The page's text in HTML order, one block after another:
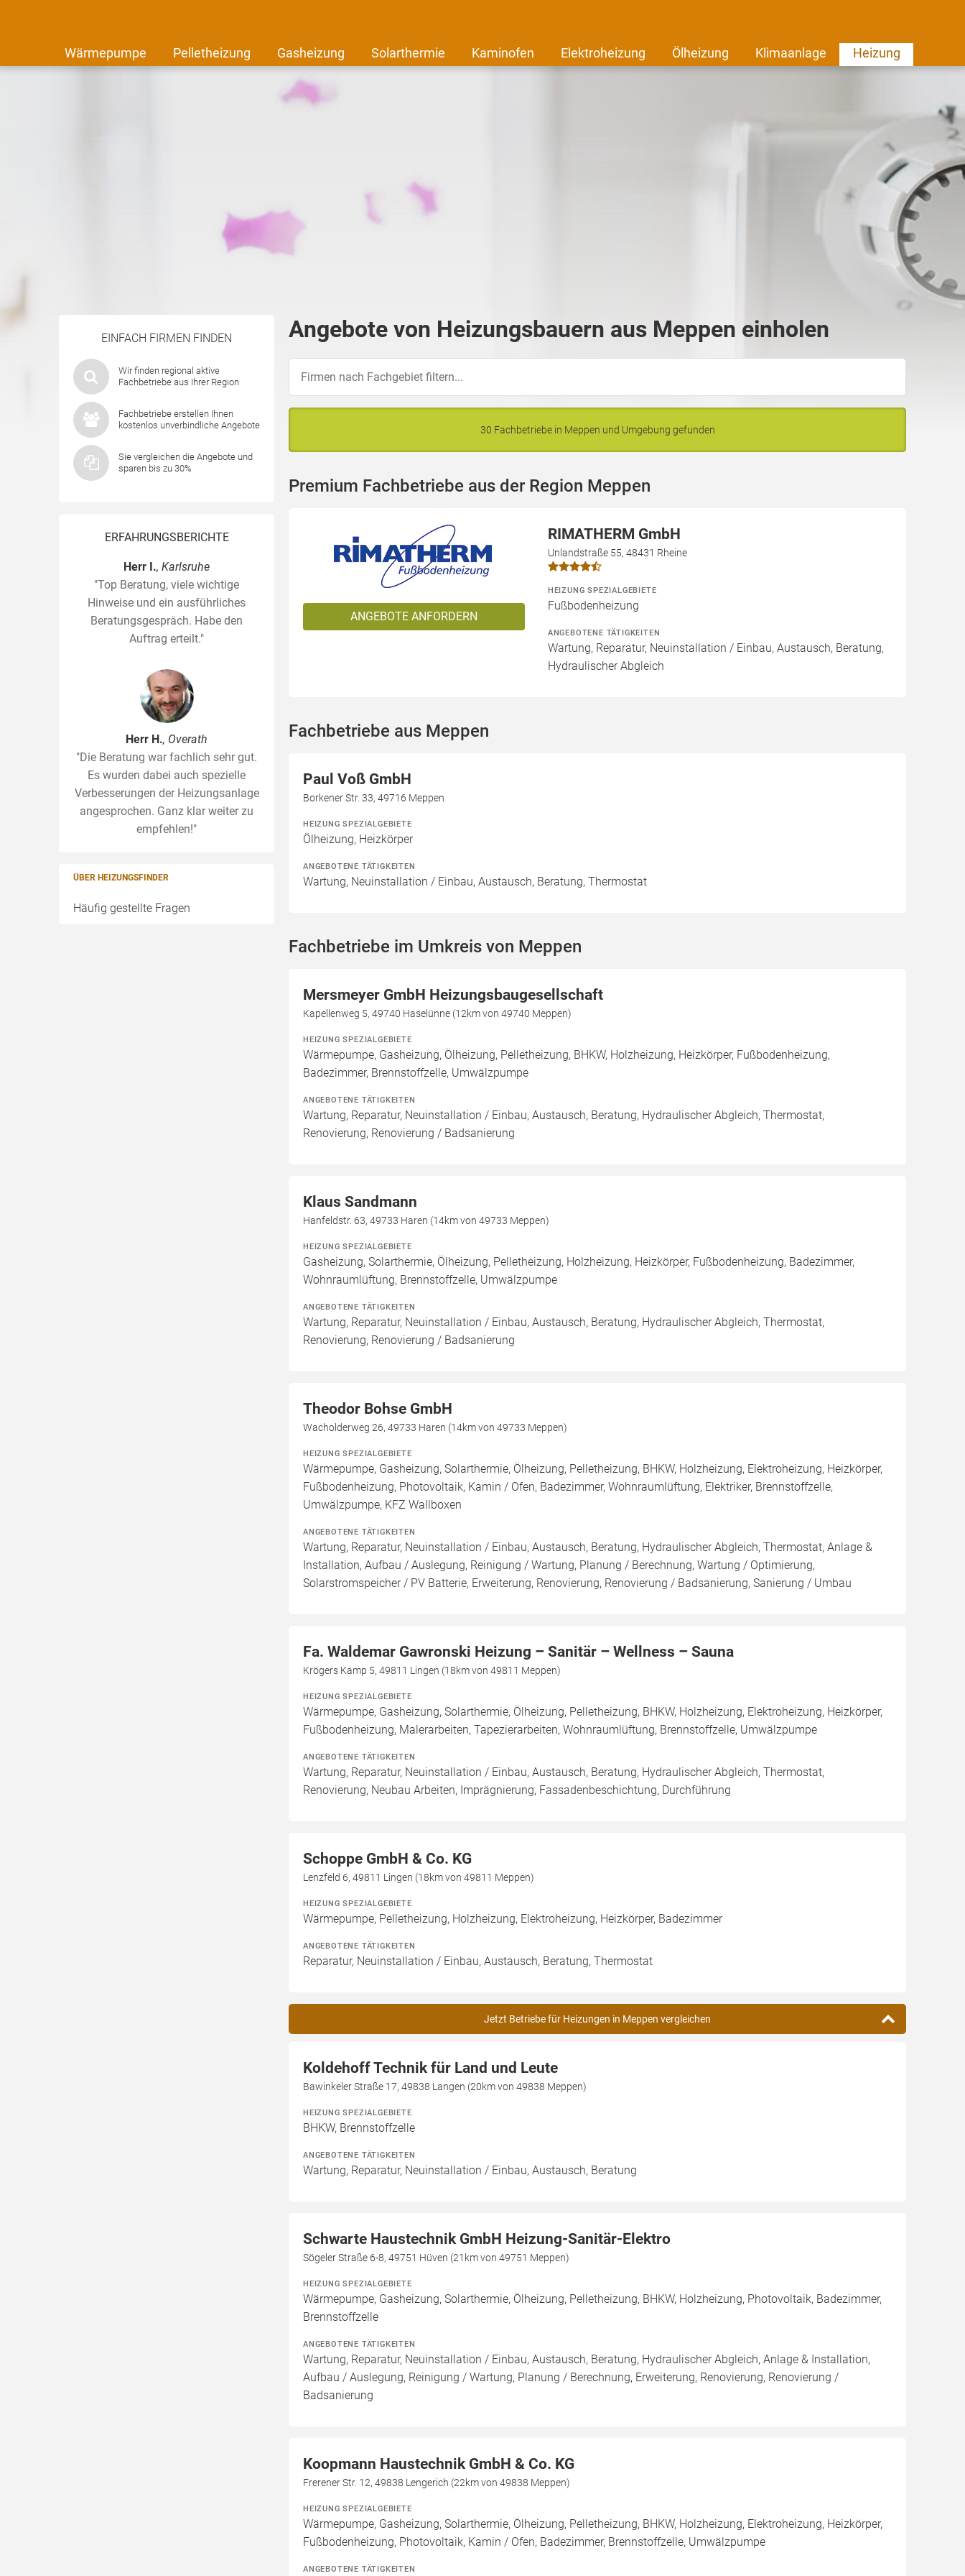
Wärmepumpe Pelletheizung Gasheizung Solarthermie Kaminofen Elektroheizung Ölheizung Klimaanlage Heizung
EINFACH FIRMEN FINDEN
Wir finden regional aktive
Fachbetriebe aus Ihrer Region
Fachbetriebe erstellen Ihnen
kostenlos unverbindliche Angebote
Sie vergleichen die Angebote und
sparen bis zu 30%
ERFAHRUNGSBERICHTE
Herr I., Karlsruhe
"Top Beratung, viele wichtige
Hinweise und ein ausführliches
Beratungsgespräch. Habe den
Auftrag erteilt."
Herr H., Overath
"Die Beratung war fachlich sehr gut.
Es wurden dabei auch spezielle
Verbesserungen der Heizungsanlage
angesprochen. Ganz klar weiter zu
empfehlen!"
ÜBER HEIZUNGSFINDER
Häufig gestellte Fragen
Angebote von Heizungsbauern aus Meppen einholen
30 Fachbetriebe in Meppen und Umgebung gefunden
Premium Fachbetriebe aus der Region Meppen
ANGEBOTE ANFORDERN
RIMATHERM GmbH
Unlandstraße 55, 48431 Rheine
HEIZUNG SPEZIALGEBIETE
Fußbodenheizung
ANGEBOTENE TÄTIGKEITEN
Wartung, Reparatur, Neuinstallation / Einbau, Austausch, Beratung,
Hydraulischer Abgleich
Fachbetriebe aus Meppen
Paul Voß GmbH
Borkener Str. 33, 49716 Meppen
HEIZUNG SPEZIALGEBIETE
Ölheizung, Heizkörper
ANGEBOTENE TÄTIGKEITEN
Wartung, Neuinstallation / Einbau, Austausch, Beratung, Thermostat
Fachbetriebe im Umkreis von Meppen
Mersmeyer GmbH Heizungsbaugesellschaft
Kapellenweg 5, 49740 Haselünne (12km von 49740 Meppen)
HEIZUNG SPEZIALGEBIETE
Wärmepumpe, Gasheizung, Ölheizung, Pelletheizung, BHKW, Holzheizung, Heizkörper, Fußbodenheizung,
Badezimmer, Brennstoffzelle, Umwälzpumpe
ANGEBOTENE TÄTIGKEITEN
Wartung, Reparatur, Neuinstallation / Einbau, Austausch, Beratung, Hydraulischer Abgleich, Thermostat,
Renovierung, Renovierung / Badsanierung
Klaus Sandmann
Hanfeldstr. 63, 49733 Haren (14km von 49733 Meppen)
HEIZUNG SPEZIALGEBIETE
Gasheizung, Solarthermie, Ölheizung, Pelletheizung, Holzheizung, Heizkörper, Fußbodenheizung, Badezimmer,
Wohnraumlüftung, Brennstoffzelle, Umwälzpumpe
ANGEBOTENE TÄTIGKEITEN
Wartung, Reparatur, Neuinstallation / Einbau, Austausch, Beratung, Hydraulischer Abgleich, Thermostat,
Renovierung, Renovierung / Badsanierung
Theodor Bohse GmbH
Wacholderweg 26, 49733 Haren (14km von 49733 Meppen)
HEIZUNG SPEZIALGEBIETE
Wärmepumpe, Gasheizung, Solarthermie, Ölheizung, Pelletheizung, BHKW, Holzheizung, Elektroheizung, Heizkörper,
Fußbodenheizung, Photovoltaik, Kamin / Ofen, Badezimmer, Wohnraumlüftung, Elektriker, Brennstoffzelle,
Umwälzpumpe, KFZ Wallboxen
ANGEBOTENE TÄTIGKEITEN
Wartung, Reparatur, Neuinstallation / Einbau, Austausch, Beratung, Hydraulischer Abgleich, Thermostat, Anlage &
Installation, Aufbau / Auslegung, Reinigung / Wartung, Planung / Berechnung, Wartung / Optimierung,
Solarstromspeicher / PV Batterie, Erweiterung, Renovierung, Renovierung / Badsanierung, Sanierung / Umbau
Fa. Waldemar Gawronski Heizung – Sanitär – Wellness – Sauna
Krögers Kamp 5, 49811 Lingen (18km von 49811 Meppen)
HEIZUNG SPEZIALGEBIETE
Wärmepumpe, Gasheizung, Solarthermie, Ölheizung, Pelletheizung, BHKW, Holzheizung, Elektroheizung, Heizkörper,
Fußbodenheizung, Malerarbeiten, Tapezierarbeiten, Wohnraumlüftung, Brennstoffzelle, Umwälzpumpe
ANGEBOTENE TÄTIGKEITEN
Wartung, Reparatur, Neuinstallation / Einbau, Austausch, Beratung, Hydraulischer Abgleich, Thermostat,
Renovierung, Neubau Arbeiten, Imprägnierung, Fassadenbeschichtung, Durchführung
Schoppe GmbH & Co. KG
Lenzfeld 6, 49811 Lingen (18km von 49811 Meppen)
HEIZUNG SPEZIALGEBIETE
Wärmepumpe, Pelletheizung, Holzheizung, Elektroheizung, Heizkörper, Badezimmer
ANGEBOTENE TÄTIGKEITEN
Reparatur, Neuinstallation / Einbau, Austausch, Beratung, Thermostat
Jetzt Betriebe für Heizungen in Meppen vergleichen
Koldehoff Technik für Land und Leute
Bawinkeler Straße 17, 49838 Langen (20km von 49838 Meppen)
HEIZUNG SPEZIALGEBIETE
BHKW, Brennstoffzelle
ANGEBOTENE TÄTIGKEITEN
Wartung, Reparatur, Neuinstallation / Einbau, Austausch, Beratung
Schwarte Haustechnik GmbH Heizung-Sanitär-Elektro
Sögeler Straße 6-8, 49751 Hüven (21km von 49751 Meppen)
HEIZUNG SPEZIALGEBIETE
Wärmepumpe, Gasheizung, Solarthermie, Ölheizung, Pelletheizung, BHKW, Holzheizung, Photovoltaik, Badezimmer,
Brennstoffzelle
ANGEBOTENE TÄTIGKEITEN
Wartung, Reparatur, Neuinstallation / Einbau, Austausch, Beratung, Hydraulischer Abgleich, Anlage & Installation,
Aufbau / Auslegung, Reinigung / Wartung, Planung / Berechnung, Erweiterung, Renovierung, Renovierung /
Badsanierung
Koopmann Haustechnik GmbH & Co. KG
Frerener Str. 12, 49838 Lengerich (22km von 49838 Meppen)
HEIZUNG SPEZIALGEBIETE
Wärmepumpe, Gasheizung, Solarthermie, Ölheizung, Pelletheizung, BHKW, Holzheizung, Elektroheizung, Heizkörper,
Fußbodenheizung, Photovoltaik, Kamin / Ofen, Badezimmer, Brennstoffzelle, Umwälzpumpe
ANGEBOTENE TÄTIGKEITEN